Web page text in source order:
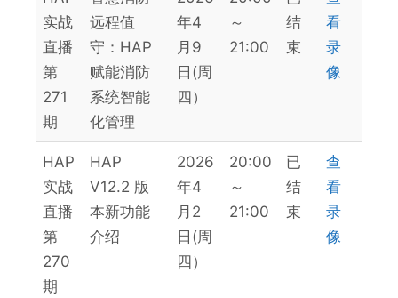
实战
直播
第
271
期
远程值
守：HAP
赋能消防
系统智能
化管理
年4
月9
日(周
四）
～
21:00
结
束
看
录
像
HAP
实战
直播
第
270
期
HAP
V12.2 版
本新功能
介绍
2026
年4
月2
日(周
四）
20:00
～
21:00
已
结
束
查
看
录
像